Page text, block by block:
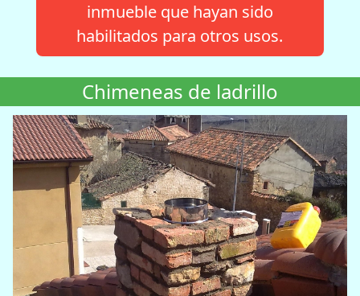
inmueble que hayan sido
habilitados para otros usos.
Chimeneas de ladrillo